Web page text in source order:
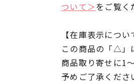
ついて＞をご覧く
【在庫表示につい
この商品の「△」
商品取り寄せに1
予めご了承くださ